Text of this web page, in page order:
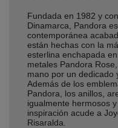
Fundada en 1982 y
Dinamarca, Pandora
contemporánea
están hechas con la
esterlina enchapada
metales Pandora
mano por un dedicado
Además de los
Pandora, los anillos,
igualmente hermosos
inspiración acude a
Risaralda.